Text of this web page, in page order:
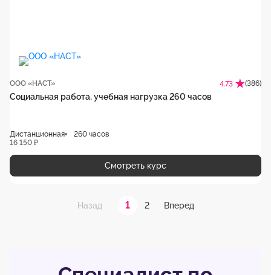
ООО «НАСТ» 4.73 (386)
Социальная работа, учебная нагрузка 260 часов
Дистанционная
260 часов
16 150 ₽
Смотреть курс
Назад 1 2 Вперед